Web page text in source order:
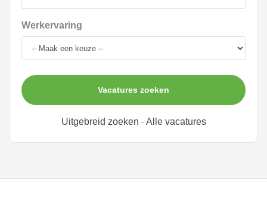
Werkervaring
Vacatures zoeken
Uitgebreid zoeken - Alle vacatures